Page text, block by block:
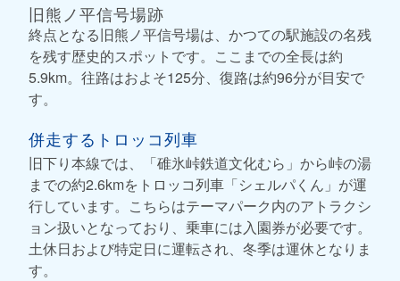
旧熊ノ平信号場跡
終点となる旧熊ノ平信号場は、かつての駅施設の名残
を残す歴史的スポットです。ここまでの全長は約
5.9km。往路はおよそ125分、復路は約96分が目安で
す。
併走するトロッコ列車
旧下り本線では、「碓氷峠鉄道文化むら」から峠の湯
までの約2.6kmをトロッコ列車「シェルパくん」が運
行しています。こちらはテーマパーク内のアトラクシ
ョン扱いとなっており、乗車には入園券が必要です。
土休日および特定日に運転され、冬季は運休となりま
す。